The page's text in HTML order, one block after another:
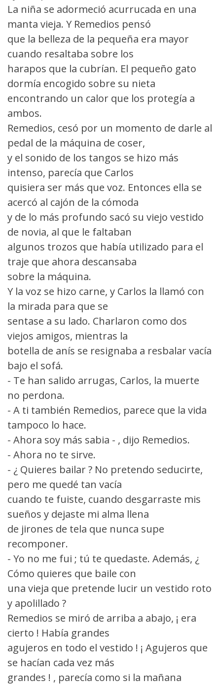
La niña se adormeció acurrucada en una
manta vieja. Y Remedios pensó
que la belleza de la pequeña era mayor
cuando resaltaba sobre los
harapos que la cubrían. El pequeño gato
dormía encogido sobre su nieta
encontrando un calor que los protegía a
ambos.
Remedios, cesó por un momento de darle al
pedal de la máquina de coser,
y el sonido de los tangos se hizo más
intenso, parecía que Carlos
quisiera ser más que voz. Entonces ella se
acercó al cajón de la cómoda
y de lo más profundo sacó su viejo vestido
de novia, al que le faltaban
algunos trozos que había utilizado para el
traje que ahora descansaba
sobre la máquina.
Y la voz se hizo carne, y Carlos la llamó con
la mirada para que se
sentase a su lado. Charlaron como dos
viejos amigos, mientras la
botella de anís se resignaba a resbalar vacía
bajo el sofá.
- Te han salido arrugas, Carlos, la muerte
no perdona.
- A ti también Remedios, parece que la vida
tampoco lo hace.
- Ahora soy más sabia - , dijo Remedios.
- Ahora no te sirve.
- ¿ Quieres bailar ? No pretendo seducirte,
pero me quedé tan vacía
cuando te fuiste, cuando desgarraste mis
sueños y dejaste mi alma llena
de jirones de tela que nunca supe
recomponer.
- Yo no me fui ; tú te quedaste. Además, ¿
Cómo quieres que baile con
una vieja que pretende lucir un vestido roto
y apolillado ?
Remedios se miró de arriba a abajo, ¡ era
cierto ! Había grandes
agujeros en todo el vestido ! ¡ Agujeros que
se hacían cada vez más
grandes ! , parecía como si la mañana